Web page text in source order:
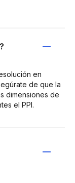
en
de que la
dimensiones de
el PPI.